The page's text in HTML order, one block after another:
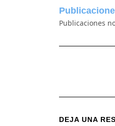
Publicaciones
DEJA UNA